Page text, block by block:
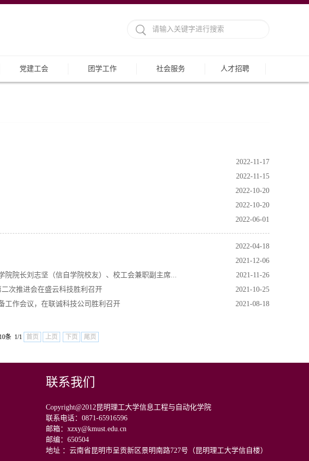
党建工会 团学工作 社会服务 人才招聘
2022-11-17
2022-11-15
2022-10-20
2022-10-20
2022-06-01
2022-04-18
2021-12-06
2021-11-26
院院长刘志坚（信自学院校友）、校工会兼职副主席...
2021-10-25
次推进会在盛云科技胜利召开
2021-08-18
工作会议，在联诚科技公司胜利召开
条 1/1 首页 上页 下页 尾页
联系我们
Copyright@2012昆明理工大学信息工程与自动化学院
联系电话：0871-65916596
邮箱：xzxy@kmust.edu.cn
邮编：650504
地址 ：云南省昆明市呈贡新区景明南路727号（昆明理工大学信自楼）